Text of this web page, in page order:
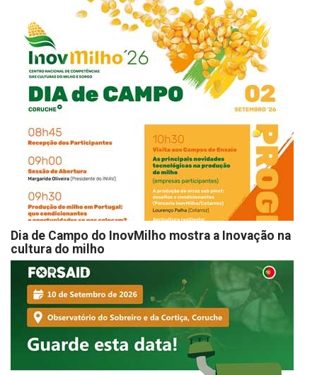
Dia de Campo do InovMilho mostra a Inovação na
cultura do milho